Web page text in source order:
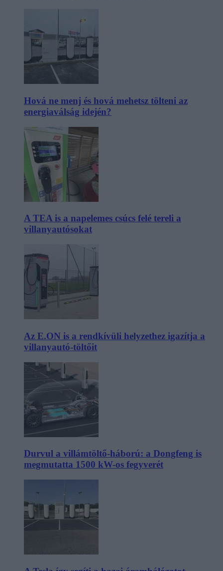
Hová ne menj és hová mehetsz tölteni az
energiaválság idején?
A TEA is a napelemes csúcs felé tereli a
villanyautósokat
Az E.ON is a rendkívüli helyzethez igazítja a
villanyautó-töltőit
Durvul a villámtöltő-háború: a Dongfeng is
megmutatta 1500 kW-os fegyverét